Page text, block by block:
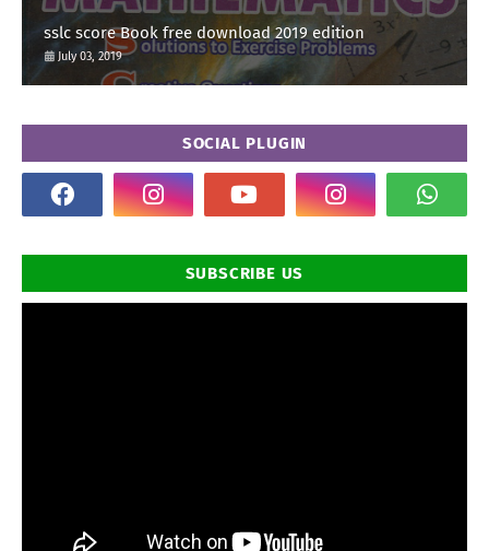
sslc score Book free download 2019 edition
July 03, 2019
SOCIAL PLUGIN
SUBSCRIBE US